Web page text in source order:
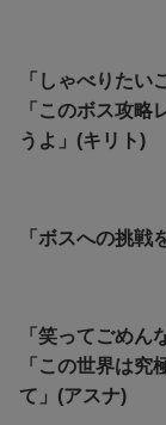
「しゃべりたい
「このボス攻
うよ」(キリト)
「ボスへの挑
「笑ってごめん
「この世界は
て」(アスナ)